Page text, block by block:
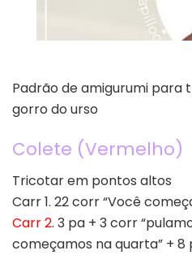
Padrão de amigurumi para
gorro do urso
Colete (Vermelho)
Tricotar em pontos altos
Carr 1. 22 corr “Você
Carr 2. 3 pa + 3 corr
começamos na quarta” + 8